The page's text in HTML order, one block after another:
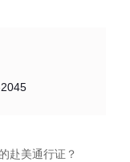
赴美通行证？